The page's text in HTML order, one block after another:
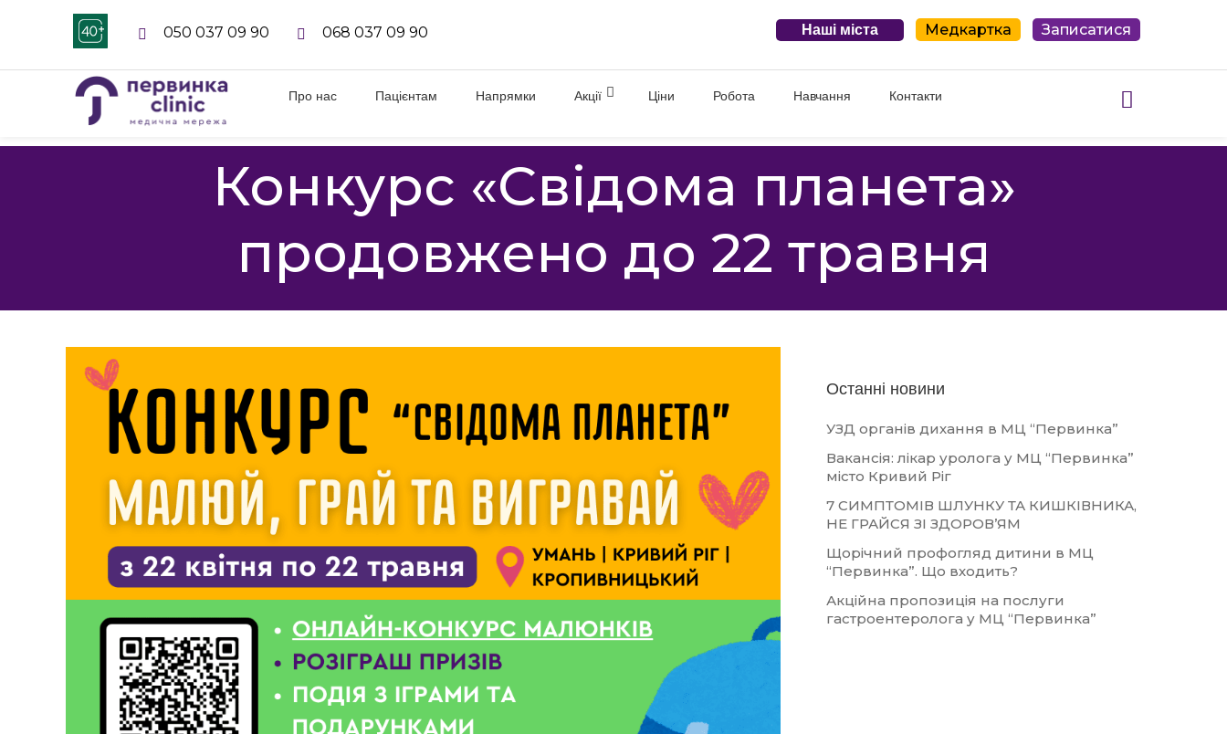
050 037 09 90 068 037 09 90 Наші міста Медкартка Записатися
Про нас Пацієнтам Напрямки Акції Ціни Робота Навчання Контакти
Конкурс «Свідома планета»
продовжено до 22 травня
Останні новини
УЗД органів дихання в МЦ “Первинка”
Вакансія: лікар уролога у МЦ “Первинка”
місто Кривий Ріг
7 СИМПТОМІВ ШЛУНКУ ТА КИШКІВНИКА,
НЕ ГРАЙСЯ ЗІ ЗДОРОВ’ЯМ
Щорічний профогляд дитини в МЦ
“Первинка”. Що входить?
Акційна пропозиція на послуги
гастроентеролога у МЦ “Первинка”